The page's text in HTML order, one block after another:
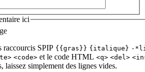
ici
raccourcis SPIP {{gras}} {italique} -
<code> et le code HTML <q> <del>
laissez simplement des lignes vides.